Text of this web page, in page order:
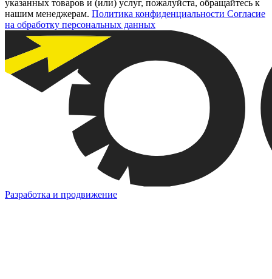
указанных товаров и (или) услуг, пожалуйста, обращайтесь к
нашим менеджерам. Политика конфиденциальности Согласие
на обработку персональных данных
Разработка и продвижение